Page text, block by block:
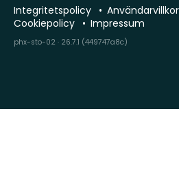
Integritetspolicy
Användarvillkor
Cookiepolicy
Impressum
phx-sto-02 · 26.7.1 (449747a8c)